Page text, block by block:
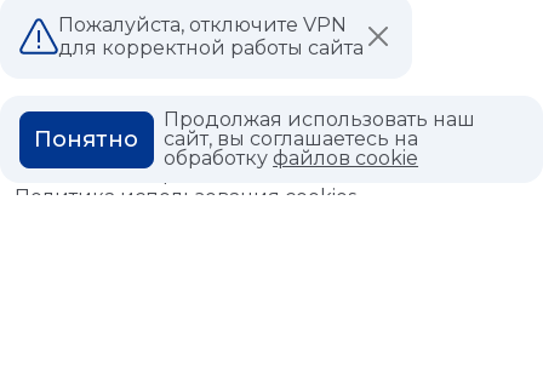
ВОПРОС ОТВЕТ
ГЛОССАРИЙ
Политика конфиденциальности
Политика использования cookies
Пожалуйста, отключите VPN
для корректной работы сайта
Продолжая использовать наш
сайт, вы соглашаетесь на
обработкуфайлов cookie
Понятно